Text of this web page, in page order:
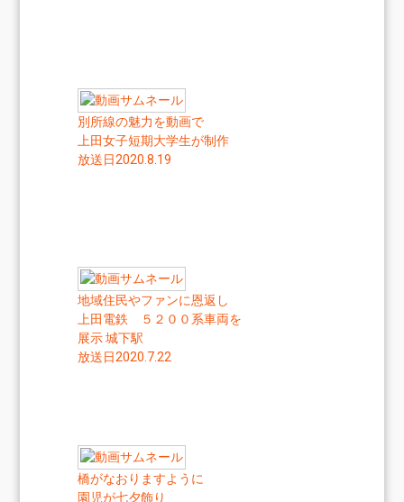
別所線の魅力を動画で
上田女子短期大学生が制作
放送日2020.8.19
地域住民やファンに恩返し
上田電鉄 ５２００系車両を
展示 城下駅
放送日2020.7.22
橋がなおりますように
園児が七夕飾り